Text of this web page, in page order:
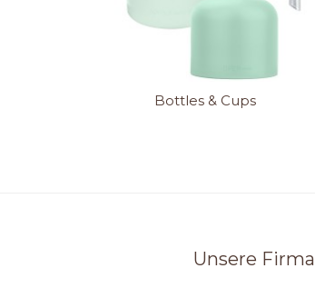
Bottles & Cups
Unsere Firma